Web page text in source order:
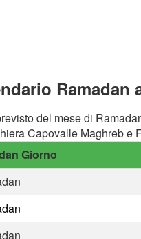
Ramadan
del mese di
Capovalle Maghreb e
Giorno